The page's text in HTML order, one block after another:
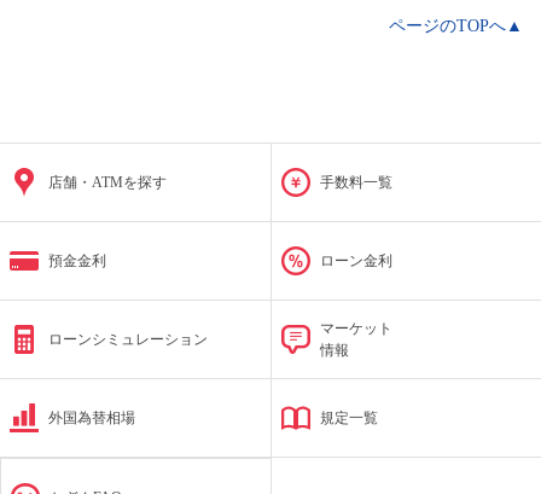
ページのTOPへ▲
店舗・ATMを探す 手数料一覧
預金金利 ローン金利
ローンシミュレーション
マーケット
情報
外国為替相場 規定一覧